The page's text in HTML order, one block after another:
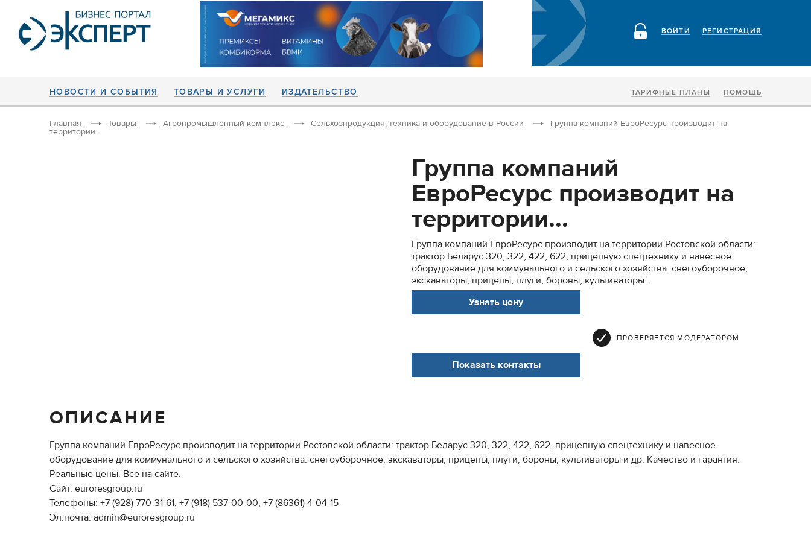
РЕГИСТРАЦИЯ
ВОЙТИ
НОВОСТИ И СОБЫТИЯ ТОВАРЫ И УСЛУГИ ИЗДАТЕЛЬСТВО ТАРИФНЫЕ ПЛАНЫ ПОМОЩЬ
Главная Товары Агропромышленный комплекс Сельхозпродукция, техника и оборудование в России Группа компаний ЕвроРесурс производит на
территории...
Группа компаний
ЕвроРесурс производит на
территории...
Группа компаний ЕвроРесурс производит на территории Ростовской области:
трактор Беларус 320, 322, 422, 622, прицепную спецтехнику и навесное
оборудование для коммунального и сельского хозяйства: снегоуборочное,
экскаваторы, прицепы, плуги, бороны, культиваторы...
Узнать цену
ПРОВЕРЯЕТСЯ МОДЕРАТОРОМ
Показать контакты
ОПИСАНИЕ
Группа компаний ЕвроРесурс производит на территории Ростовской области: трактор Беларус 320, 322, 422, 622, прицепную спецтехнику и навесное
оборудование для коммунального и сельского хозяйства: снегоуборочное, экскаваторы, прицепы, плуги, бороны, культиваторы и др. Качество и гарантия.
Реальные цены. Все на сайте.
Сайт: euroresgroup.ru
Телефоны: +7 (928) 770-31-61, +7 (918) 537-00-00, +7 (86361) 4-04-15
Эл.почта: admin@euroresgroup.ru